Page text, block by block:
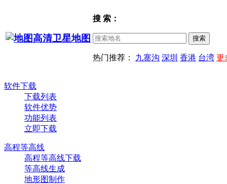
搜 索：
热门推荐： 九寨沟 深圳 香港 台湾 更
软件下载
下载列表
软件优势
功能列表
立即下载
高程等高线
高程等高线下载
等高线生成
地形图制作